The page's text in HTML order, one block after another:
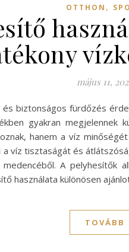
OTTHON ,
május 11,
biztonságos fürdőzés
gyakran
hanem a víz
víz tisztaságát és
A pelyhesítők
használata különösen
TOVÁBB